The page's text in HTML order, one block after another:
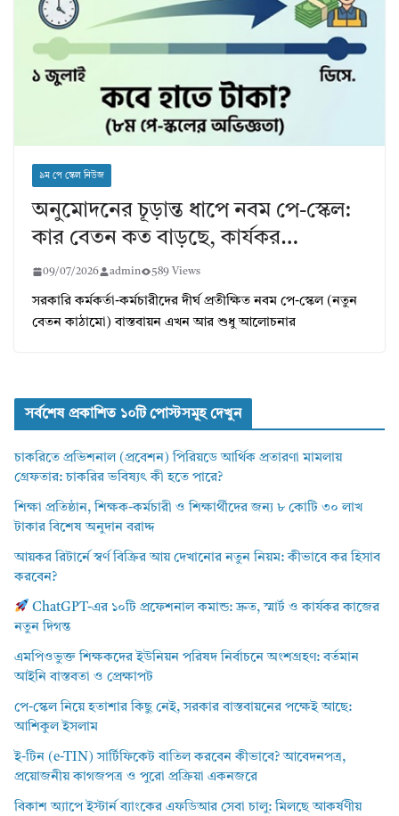
৯ম পে স্কেল নিউজ
অনুমোদনের চূড়ান্ত ধাপে নবম পে-স্কেল:
কার বেতন কত বাড়ছে, কার্যকর…
09/07/2026 admin 589 Views
সরকারি কর্মকর্তা-কর্মচারীদের দীর্ঘ প্রতীক্ষিত নবম পে-স্কেল (নতুন
বেতন কাঠামো) বাস্তবায়ন এখন আর শুধু আলোচনার
সর্বশেষ প্রকাশিত ১০টি পোস্টসমূহ দেখুন
চাকরিতে প্রভিশনাল (প্রবেশন) পিরিয়ডে আর্থিক প্রতারণা মামলায়
গ্রেফতার: চাকরির ভবিষ্যৎ কী হতে পারে?
শিক্ষা প্রতিষ্ঠান, শিক্ষক-কর্মচারী ও শিক্ষার্থীদের জন্য ৮ কোটি ৩০ লাখ
টাকার বিশেষ অনুদান বরাদ্দ
আয়কর রিটার্নে স্বর্ণ বিক্রির আয় দেখানোর নতুন নিয়ম: কীভাবে কর হিসাব
করবেন?
ChatGPT-এর ১০টি প্রফেশনাল কমান্ড: দ্রুত, স্মার্ট ও কার্যকর কাজের
নতুন দিগন্ত
এমপিওভুক্ত শিক্ষকদের ইউনিয়ন পরিষদ নির্বাচনে অংশগ্রহণ: বর্তমান
আইনি বাস্তবতা ও প্রেক্ষাপট
পে-স্কেল নিয়ে হতাশার কিছু নেই, সরকার বাস্তবায়নের পক্ষেই আছে:
আশিকুল ইসলাম
ই-টিন (e-TIN) সার্টিফিকেট বাতিল করবেন কীভাবে? আবেদনপত্র,
প্রয়োজনীয় কাগজপত্র ও পুরো প্রক্রিয়া একনজরে
বিকাশ অ্যাপে ইস্টার্ন ব্যাংকের এফডিআর সেবা চালু: মিলছে আকর্ষণীয়